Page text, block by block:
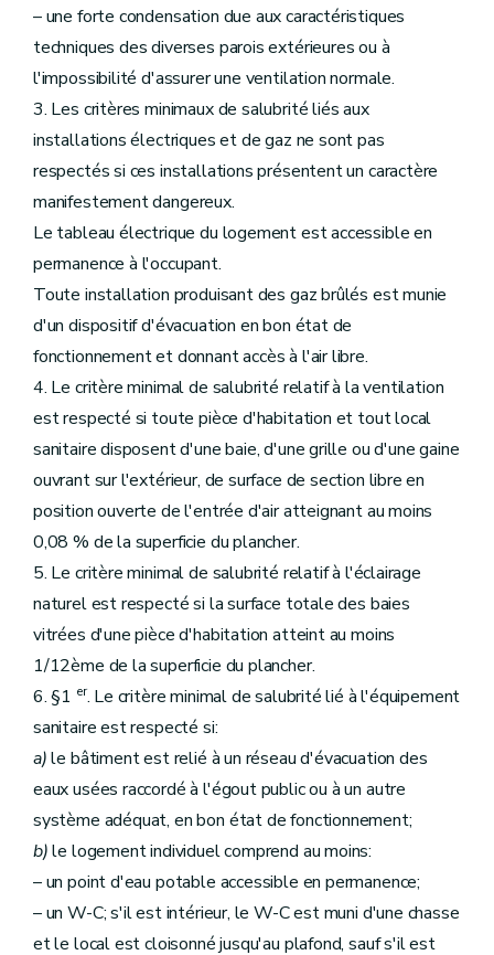
– une forte condensation due aux caractéristiques
techniques des diverses parois extérieures ou à
l'impossibilité d'assurer une ventilation normale.
3. Les critères minimaux de salubrité liés aux
installations électriques et de gaz ne sont pas
respectés si ces installations présentent un caractère
manifestement dangereux.
Le tableau électrique du logement est accessible en
permanence à l'occupant.
Toute installation produisant des gaz brûlés est munie
d'un dispositif d'évacuation en bon état de
fonctionnement et donnant accès à l'air libre.
4. Le critère minimal de salubrité relatif à la ventilation
est respecté si toute pièce d'habitation et tout local
sanitaire disposent d'une baie, d'une grille ou d'une gaine
ouvrant sur l'extérieur, de surface de section libre en
position ouverte de l'entrée d'air atteignant au moins
0,08 % de la superficie du plancher.
5. Le critère minimal de salubrité relatif à l'éclairage
naturel est respecté si la surface totale des baies
vitrées d'une pièce d'habitation atteint au moins
1/12ème de la superficie du plancher.
6. §1 er. Le critère minimal de salubrité lié à l'équipement
sanitaire est respecté si:
a)le bâtiment est relié à un réseau d'évacuation des
eaux usées raccordé à l'égout public ou à un autre
système adéquat, en bon état de fonctionnement;
b)le logement individuel comprend au moins:
– un point d'eau potable accessible en permanence;
– un W-C; s'il est intérieur, le W-C est muni d'une chasse
et le local est cloisonné jusqu'au plafond, sauf s'il est